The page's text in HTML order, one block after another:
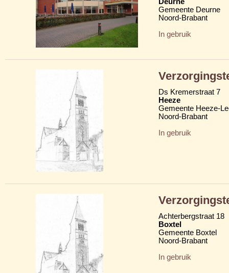
Gemeente Deurne
Noord-Brabant
In gebruik
Ds Kremerstraat 7
Heeze
Gemeente Heeze-
Noord-Brabant
In gebruik
Achterbergstraat 18
Boxtel
Gemeente Boxtel
Noord-Brabant
In gebruik